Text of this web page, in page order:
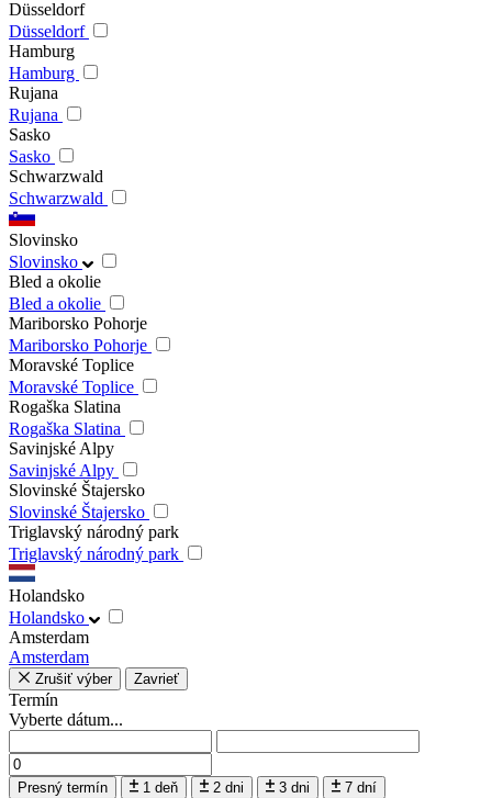
Düsseldorf
Düsseldorf
Hamburg
Hamburg
Rujana
Rujana
Sasko
Sasko
Schwarzwald
Schwarzwald
Slovinsko
Slovinsko
Bled a okolie
Bled a okolie
Mariborsko Pohorje
Mariborsko Pohorje
Moravské Toplice
Moravské Toplice
Rogaška Slatina
Rogaška Slatina
Savinjské Alpy
Savinjské Alpy
Slovinské Štajersko
Slovinské Štajersko
Triglavský národný park
Triglavský národný park
Holandsko
Holandsko
Amsterdam
Amsterdam
Zrušiť výber Zavrieť
Termín
Vyberte dátum...
Presný termín 1 deň 2 dni 3 dni 7 dní